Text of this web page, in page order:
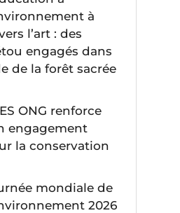
à
l’art : des
engagés dans
de la forêt sacrée
ONG renforce
engagement
la conservation
mondiale de
2026